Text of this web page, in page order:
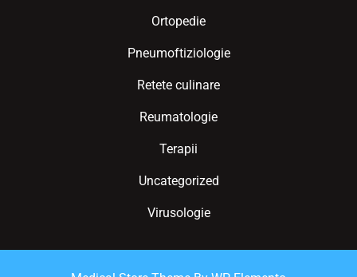
Ortopedie
Pneumoftiziologie
Retete culinare
Reumatologie
Terapii
Uncategorized
Virusologie